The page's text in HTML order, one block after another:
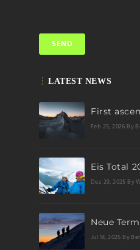
LATEST NEWS
First
Feb 25, 2026 By
Dez 29, 2025 By
Jul 14, 2025 By